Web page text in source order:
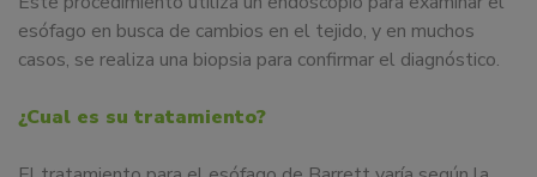
esófago en busca de cambios en el tejido, y en muchos
casos, se realiza una biopsia para confirmar el diagnóstico.
¿Cual es su tratamiento?